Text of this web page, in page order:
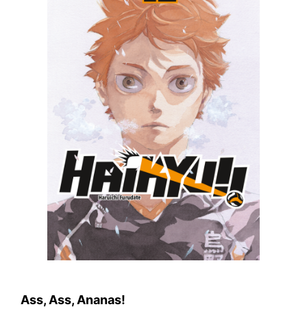
Ass, Ass, Ananas!